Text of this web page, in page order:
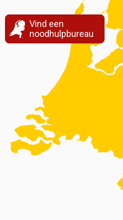
Vind een
noodhulpbureau